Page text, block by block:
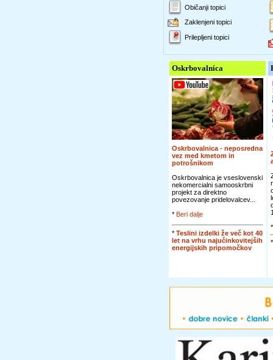
Običanji topici
Zaklenjeni topici
Prilepljeni topici
Oskrbovalnica
Oskrbovalnica - neposredna
vez med kmetom in
potrošnikom
Oskrbovalnica je vseslovenski
nekomercialni samooskrbni
projekt za direktno
povezovanje pridelovalcev...
* Beri dalje
* Teslini izdelki že več kot 40
let na vrhu najučinkovitejših
energijskih pripomočkov